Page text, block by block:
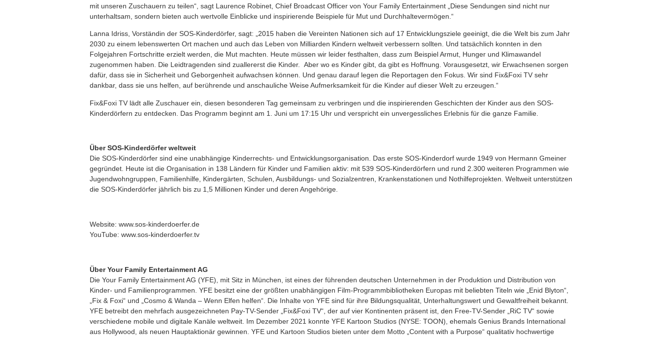
mit unseren Zuschauern zu teilen“, sagt Laurence Robinet, Chief Broadcast Officer von Your Family Entertainment „Diese Sendungen sind nicht nur
unterhaltsam, sondern bieten auch wertvolle Einblicke und inspirierende Beispiele für Mut und Durchhaltevermögen.“
Lanna Idriss, Vorständin der SOS-Kinderdörfer, sagt: „2015 haben die Vereinten Nationen sich auf 17 Entwicklungsziele geeinigt, die die Welt bis zum Jahr
2030 zu einem lebenswerten Ort machen und auch das Leben von Milliarden Kindern weltweit verbessern sollten. Und tatsächlich konnten in den
Folgejahren Fortschritte erzielt werden, die Mut machten. Heute müssen wir leider festhalten, dass zum Beispiel Armut, Hunger und Klimawandel
zugenommen haben. Die Leidtragenden sind zuallererst die Kinder. Aber wo es Kinder gibt, da gibt es Hoffnung. Vorausgesetzt, wir Erwachsenen sorgen
dafür, dass sie in Sicherheit und Geborgenheit aufwachsen können. Und genau darauf legen die Reportagen den Fokus. Wir sind Fix&Foxi TV sehr
dankbar, dass sie uns helfen, auf berührende und anschauliche Weise Aufmerksamkeit für die Kinder auf dieser Welt zu erzeugen.“
Fix&Foxi TV lädt alle Zuschauer ein, diesen besonderen Tag gemeinsam zu verbringen und die inspirierenden Geschichten der Kinder aus den SOS-
Kinderdörfern zu entdecken. Das Programm beginnt am 1. Juni um 17:15 Uhr und verspricht ein unvergessliches Erlebnis für die ganze Familie.
Über SOS-Kinderdörfer weltweit
Die SOS-Kinderdörfer sind eine unabhängige Kinderrechts- und Entwicklungsorganisation. Das erste SOS-Kinderdorf wurde 1949 von Hermann Gmeiner
gegründet. Heute ist die Organisation in 138 Ländern für Kinder und Familien aktiv: mit 539 SOS-Kinderdörfern und rund 2.300 weiteren Programmen wie
Jugendwohngruppen, Familienhilfe, Kindergärten, Schulen, Ausbildungs- und Sozialzentren, Krankenstationen und Nothilfeprojekten. Weltweit unterstützen
die SOS-Kinderdörfer jährlich bis zu 1,5 Millionen Kinder und deren Angehörige.
Website: www.sos-kinderdoerfer.de
YouTube: www.sos-kinderdoerfer.tv
Über Your Family Entertainment AG
Die Your Family Entertainment AG (YFE), mit Sitz in München, ist eines der führenden deutschen Unternehmen in der Produktion und Distribution von
Kinder- und Familienprogrammen. YFE besitzt eine der größten unabhängigen Film-Programmbibliotheken Europas mit beliebten Titeln wie „Enid Blyton“,
„Fix & Foxi“ und „Cosmo & Wanda – Wenn Elfen helfen“. Die Inhalte von YFE sind für ihre Bildungsqualität, Unterhaltungswert und Gewaltfreiheit bekannt.
YFE betreibt den mehrfach ausgezeichneten Pay-TV-Sender „Fix&Foxi TV“, der auf vier Kontinenten präsent ist, den Free-TV-Sender „RiC TV“ sowie
verschiedene mobile und digitale Kanäle weltweit. Im Dezember 2021 konnte YFE Kartoon Studios (NYSE: TOON), ehemals Genius Brands International
aus Hollywood, als neuen Hauptaktionär gewinnen. YFE und Kartoon Studios bieten unter dem Motto „Content with a Purpose“ qualitativ hochwertige